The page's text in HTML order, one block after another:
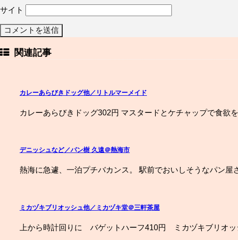
サイト
関連記事
カレーあらびきドッグ他／リトルマーメイド
カレーあらびきドッグ302円 マスタードとケチャップで食欲
デニッシュなど／パン樹 久遠＠熱海市
熱海に急遽、一泊プチバカンス。 駅前でおいしそうなパン
ミカヅキブリオッシュ他／ミカヅキ堂＠三軒茶屋
上から時計回りに バゲットハーフ410円 ミカヅキブリオ